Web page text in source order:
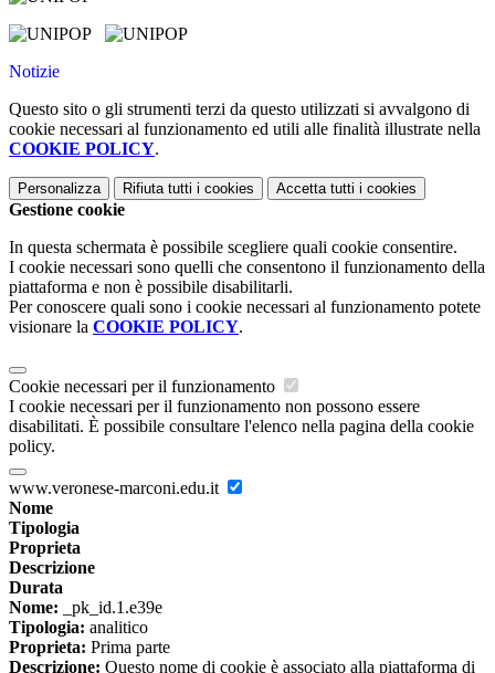
Notizie
Questo sito o gli strumenti terzi da questo utilizzati si avvalgono di
cookie necessari al funzionamento ed utili alle finalità illustrate nella
COOKIE POLICY.
Personalizza Rifiuta tutti i cookies Accetta tutti i cookies
Gestione cookie
In questa schermata è possibile scegliere quali cookie consentire.
I cookie necessari sono quelli che consentono il funzionamento della
piattaforma e non è possibile disabilitarli.
Per conoscere quali sono i cookie necessari al funzionamento potete
visionare la COOKIE POLICY.
Cookie necessari per il funzionamento
I cookie necessari per il funzionamento non possono essere
disabilitati. È possibile consultare l'elenco nella pagina della cookie
policy.
www.veronese-marconi.edu.it
Nome
Tipologia
Proprieta
Descrizione
Durata
Nome: _pk_id.1.e39e
Tipologia: analitico
Proprieta: Prima parte
Descrizione: Questo nome di cookie è associato alla piattaforma di